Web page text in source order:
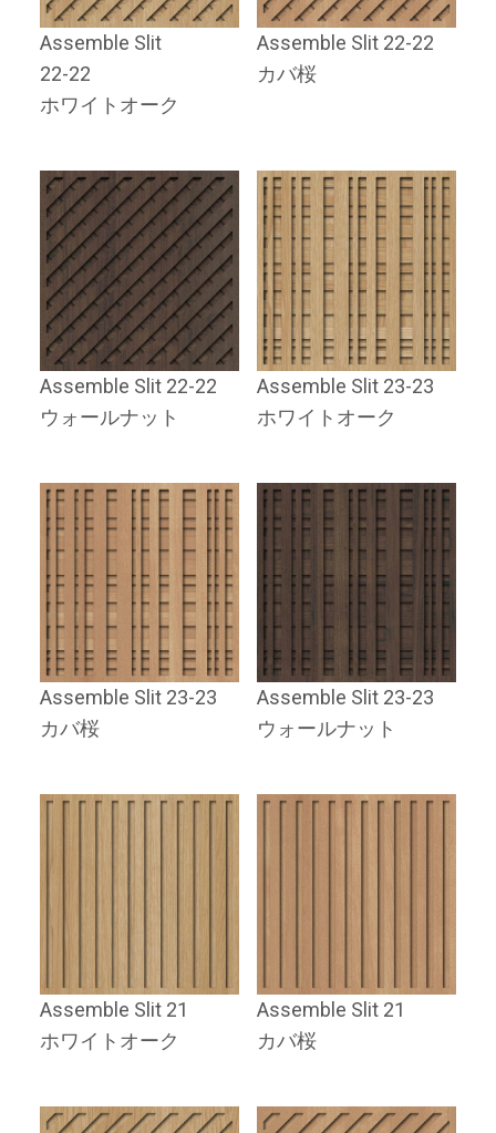
Assemble Slit
22-22
ホワイトオーク
Assemble Slit 22-22
カバ桜
Assemble Slit 22-22
ウォールナット
Assemble Slit 23-23
ホワイトオーク
Assemble Slit 23-23
カバ桜
Assemble Slit 23-23
ウォールナット
Assemble Slit 21
ホワイトオーク
Assemble Slit 21
カバ桜